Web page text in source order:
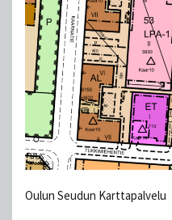
Oulun Seudun Karttapalvelu